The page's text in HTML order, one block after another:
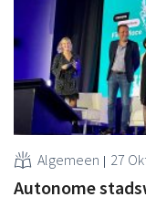
Algemeen 27
Autonome